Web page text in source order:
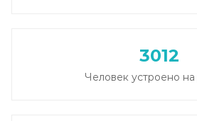
Прокапаться от алкоголя3012
Человек устроено